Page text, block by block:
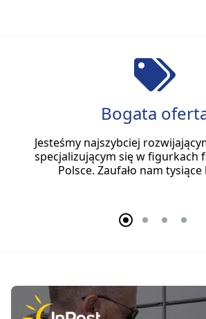
Bogata
Jesteśmy najszybciej
specjalizującym się w figurkach
Polsce. Zaufało nam